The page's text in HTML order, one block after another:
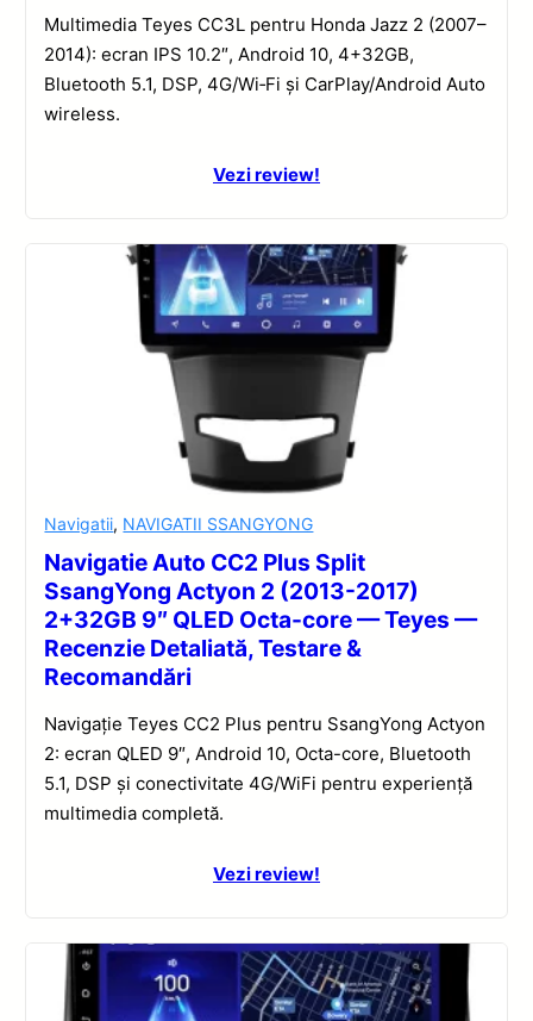
Multimedia Teyes CC3L pentru Honda Jazz 2 (2007–
2014): ecran IPS 10.2″, Android 10, 4+32GB,
Bluetooth 5.1, DSP, 4G/Wi‑Fi și CarPlay/Android Auto
wireless.
Vezi review!
Navigatii, NAVIGATII SSANGYONG
Navigatie Auto CC2 Plus Split
SsangYong Actyon 2 (2013-2017)
2+32GB 9″ QLED Octa-core — Teyes —
Recenzie Detaliată, Testare &
Recomandări
Navigație Teyes CC2 Plus pentru SsangYong Actyon
2: ecran QLED 9″, Android 10, Octa-core, Bluetooth
5.1, DSP și conectivitate 4G/WiFi pentru experiență
multimedia completă.
Vezi review!